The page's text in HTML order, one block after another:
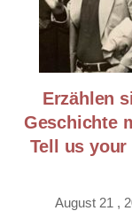
Erzählen
Geschichte
Tell us
August 21 ,